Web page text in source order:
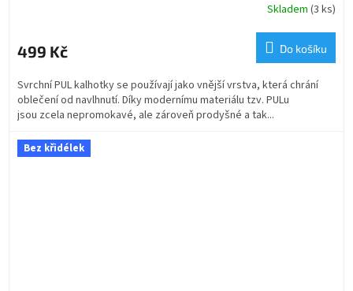
Skladem (3 ks)
499 Kč Do košíku
Svrchní PUL kalhotky se používají jako vnější vrstva, která chrání
oblečení od navlhnutí. Díky modernímu materiálu tzv. PULu
jsou zcela nepromokavé, ale zároveň prodyšné a tak...
Bez křidélek